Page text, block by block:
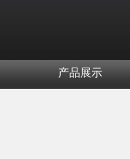
产品展示